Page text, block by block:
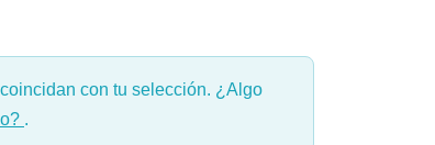
con tu selección. ¿Algo
.